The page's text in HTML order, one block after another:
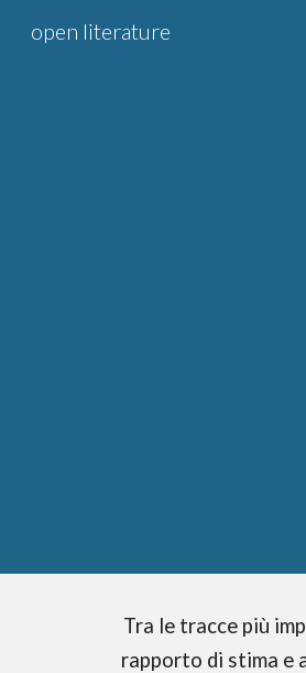
open literature
Tra le tracce più
rapporto di stima e